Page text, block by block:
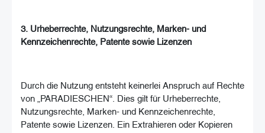
3. Urheberrechte, Nutzungsrechte, Marken- und
Kennzeichenrechte, Patente sowie Lizenzen
Durch die Nutzung entsteht keinerlei Anspruch auf Rechte
von „PARADIESCHEN“. Dies gilt für Urheberrechte,
Nutzungsrechte, Marken- und Kennzeichenrechte,
Patente sowie Lizenzen. Ein Extrahieren oder Kopieren